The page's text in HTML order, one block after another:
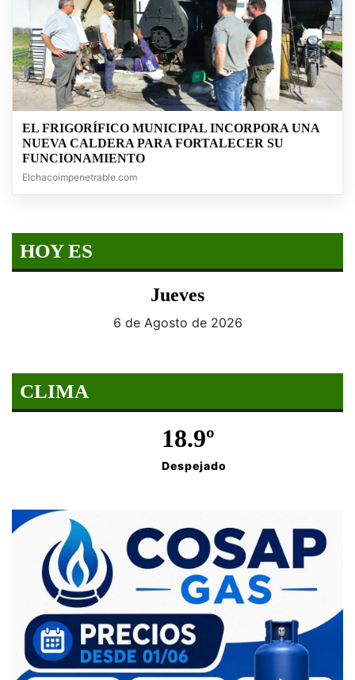
EL FRIGORÍFICO MUNICIPAL INCORPORA UNA
NUEVA CALDERA PARA FORTALECER SU
FUNCIONAMIENTO
Elchacoimpenetrable.com
HOY ES
Jueves
6 de Agosto de 2026
CLIMA
18.9º
Despejado